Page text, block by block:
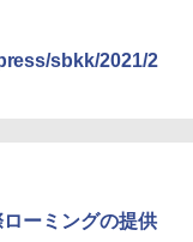
sbkk/2021/2
ーミングの提供